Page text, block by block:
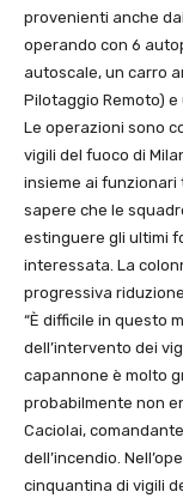
provenienti anche
operando con 6
autoscale, un carro
Pilotaggio Remoto)
Le operazioni sono
vigili del fuoco di
insieme ai funzionari
sapere che le
estinguere gli ultimi
interessata. La
progressiva
“È difficile in questo
dell’intervento dei
capannone è molto
probabilmente non
Caciolai,
dell’incendio.
cinquantina di vigili